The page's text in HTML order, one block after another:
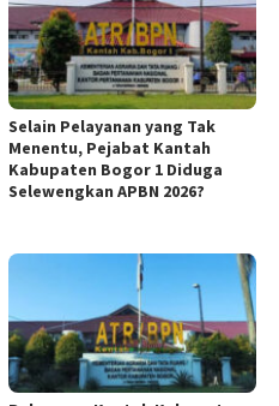
Selain Pelayanan yang Tak
Menentu, Pejabat Kantah
Kabupaten Bogor 1 Diduga
Selewengkan APBN 2026?